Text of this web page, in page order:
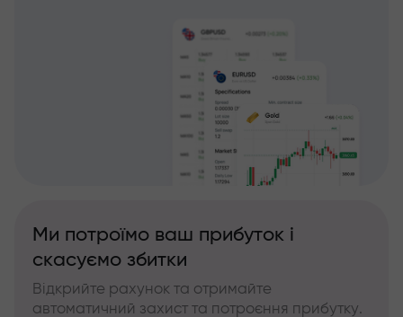
Ми потроїмо ваш прибуток і
скасуємо збитки
Відкрийте рахунок та отримайте
автоматичний захист та потроєння прибутку.